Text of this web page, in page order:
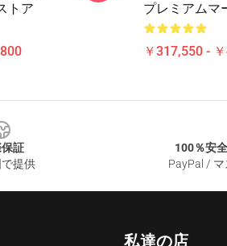
トア
プレミアムマ
￥317,550 -
保証
提供
100％安
PayPal /
私達の店